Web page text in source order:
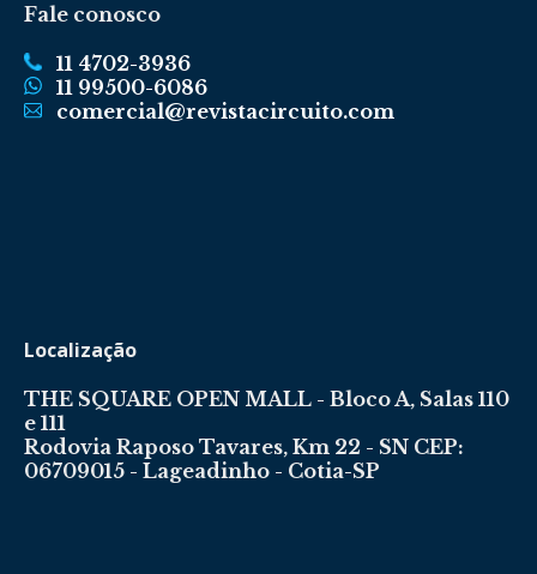
Fale conosco
11 4702-3936
11 99500-6086
comercial@revistacircuito.com
Localização
THE SQUARE OPEN MALL - Bloco A, Salas 110
e 111
Rodovia Raposo Tavares, Km 22 - SN CEP:
06709015 - Lageadinho - Cotia-SP